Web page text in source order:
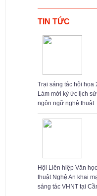
TIN TỨC
Trại sáng tác hội họa
Làm mới ký ức lịch
ngôn ngữ nghệ thuật
Hội Liên hiệp Văn
thuật Nghệ An khai
sáng tác VHNT tại